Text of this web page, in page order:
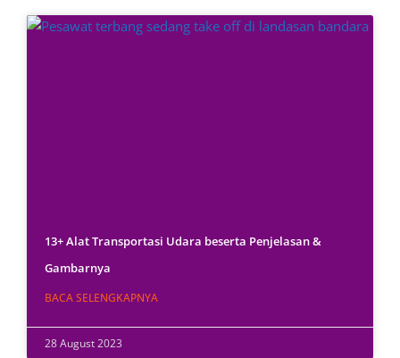
13+ Alat Transportasi Udara beserta Penjelasan &
Gambarnya
BACA SELENGKAPNYA
28 August 2023